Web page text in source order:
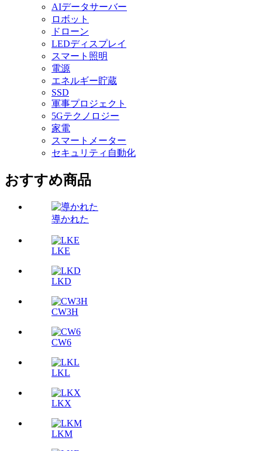
AIデータサーバー
ロボット
ドローン
LEDディスプレイ
スマート照明
電源
エネルギー貯蔵
SSD
軍事プロジェクト
5Gテクノロジー
家電
スマートメーター
セキュリティ自動化
おすすめ商品
導かれた
LKE
LKD
CW3H
CW6
LKL
LKX
LKM